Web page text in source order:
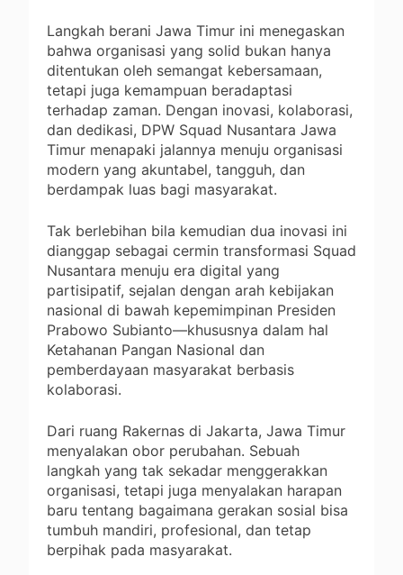
Langkah berani Jawa Timur ini menegaskan
bahwa organisasi yang solid bukan hanya
ditentukan oleh semangat kebersamaan,
tetapi juga kemampuan beradaptasi
terhadap zaman. Dengan inovasi, kolaborasi,
dan dedikasi, DPW Squad Nusantara Jawa
Timur menapaki jalannya menuju organisasi
modern yang akuntabel, tangguh, dan
berdampak luas bagi masyarakat.
Tak berlebihan bila kemudian dua inovasi ini
dianggap sebagai cermin transformasi Squad
Nusantara menuju era digital yang
partisipatif, sejalan dengan arah kebijakan
nasional di bawah kepemimpinan Presiden
Prabowo Subianto—khususnya dalam hal
Ketahanan Pangan Nasional dan
pemberdayaan masyarakat berbasis
kolaborasi.
Dari ruang Rakernas di Jakarta, Jawa Timur
menyalakan obor perubahan. Sebuah
langkah yang tak sekadar menggerakkan
organisasi, tetapi juga menyalakan harapan
baru tentang bagaimana gerakan sosial bisa
tumbuh mandiri, profesional, dan tetap
berpihak pada masyarakat.